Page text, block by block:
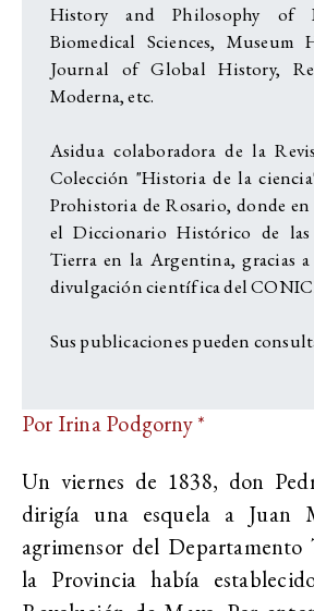
History and Philosophy of
Biomedical Sciences, Museum
Journal of Global History,
Moderna, etc.
Asidua colaboradora de la
Colección "Historia de la
Prohistoria de Rosario, donde
el Diccionario Histórico de
Tierra en la Argentina, gracias
divulgación científica del
Sus publicaciones pueden
Por Irina Podgorny *
Un viernes de 1838, don
dirigía una esquela a Juan
agrimensor del
la Provincia había